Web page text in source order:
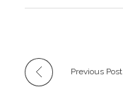
Previous Post